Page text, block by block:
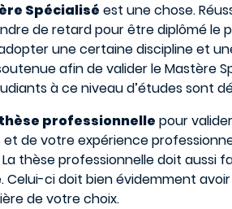
Spécialisé est une chose.
de retard pour être diplômé le
une certaine discipline et
afin de valider le Mastère
à ce niveau d’études sont
professionnelle pour
de votre expérience
thèse professionnelle doit
Celui-ci doit bien évidemment
de votre choix.